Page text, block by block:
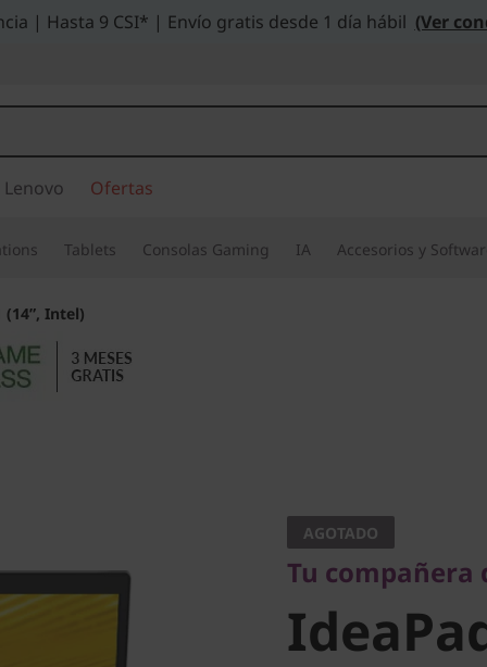
| Hasta 9 CSI* | Envío gratis desde 1 día hábil (Ver
Ofertas
Tablets Consolas Gaming IA Accesorios y
(14”, Intel)
IdeaPad
Intel)
AGOTADO
Tu compañera